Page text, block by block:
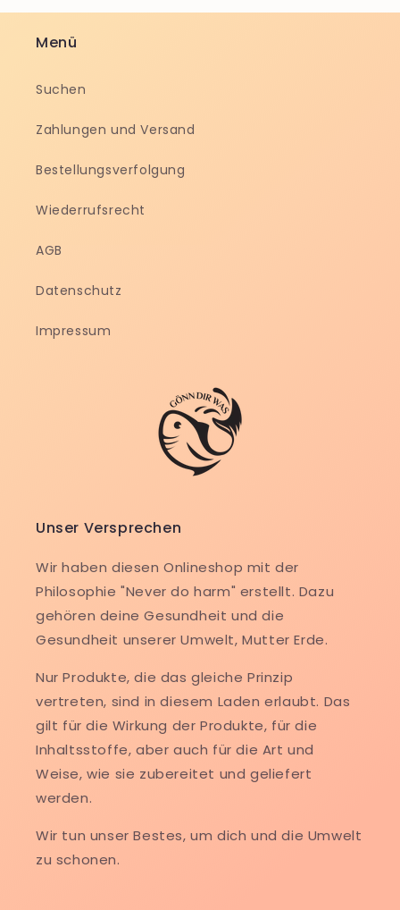
Menü
Suchen
Zahlungen und Versand
Bestellungsverfolgung
Wiederrufsrecht
AGB
Datenschutz
Impressum
Unser Versprechen
Wir haben diesen Onlineshop mit der
Philosophie "Never do harm" erstellt. Dazu
gehören deine Gesundheit und die
Gesundheit unserer Umwelt, Mutter Erde.
Nur Produkte, die das gleiche Prinzip
vertreten, sind in diesem Laden erlaubt. Das
gilt für die Wirkung der Produkte, für die
Inhaltsstoffe, aber auch für die Art und
Weise, wie sie zubereitet und geliefert
werden.
Wir tun unser Bestes, um dich und die Umwelt
zu schonen.